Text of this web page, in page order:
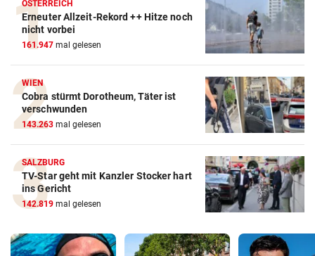
ÖSTERREICH
Erneuter Allzeit-Rekord ++ Hitze noch
nicht vorbei
161.947 mal gelesen
WIEN
Cobra stürmt Dorotheum, Täter ist
verschwunden
143.263 mal gelesen
SALZBURG
TV-Star geht mit Kanzler Stocker hart
ins Gericht
142.819 mal gelesen